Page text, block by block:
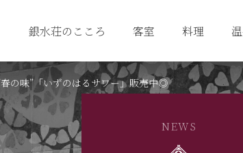
銀水荘のこころ 客室 料理
NEWS
の味”「いずのはるサワー」販売中◎